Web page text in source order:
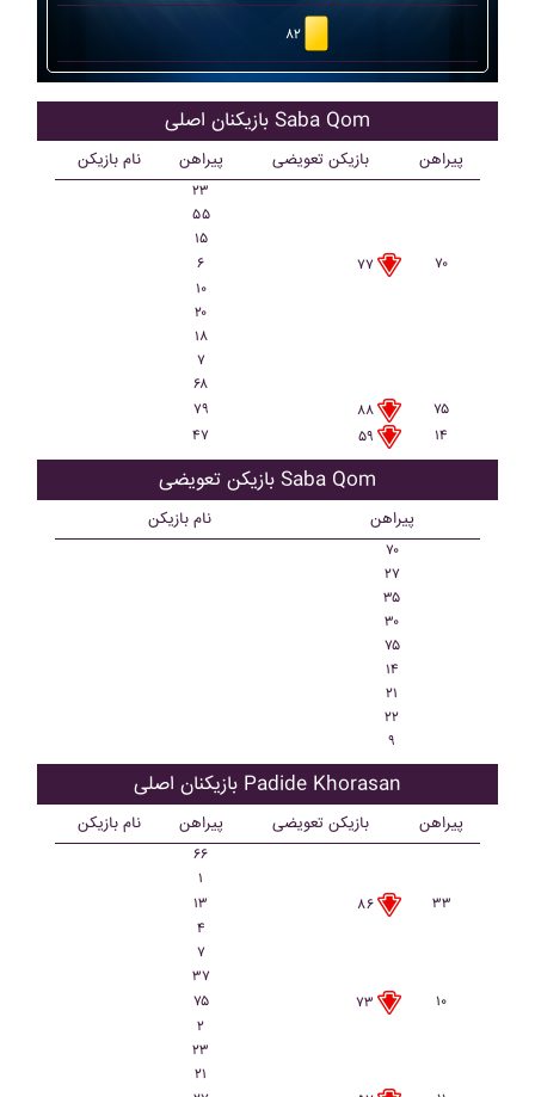
۸۲
بازیکنان اصلی Saba Qom
نام بازیکن پیراهن بازیکن تعویضی پیراهن
۲۳
۵۵
۱۵
۶
۷۷
۷۰
۱۰
۲۰
۱۸
۷
۶۸
۷۹
۸۸
۷۵
۴۷
۵۹ ۱۴
بازیکن تعویضی Saba Qom
نام بازیکن پیراهن
۷۰
۲۷
۳۵
۳۰
۷۵
۱۴
۲۱
۲۲
۹
بازیکنان اصلی Padide Khorasan
نام بازیکن پیراهن بازیکن تعویضی پیراهن
۶۶
۱
۱۳
۸۶
۳۳
۴
۷
۳۷
۷۵
۷۳
۱۰
۲
۲۳
۲۱